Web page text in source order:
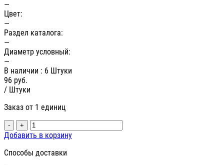
—
Цвет:
—
Раздел каталога:
—
Диаметр условный:
—
В наличии : 6 Штуки
96 руб.
/ Штуки
Заказ от 1 единиц
- +
Добавить в корзину
Способы доставки